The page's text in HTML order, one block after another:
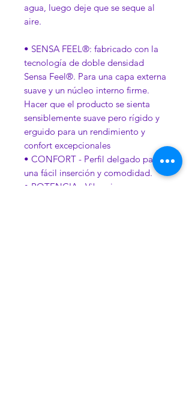
agua, luego deje que se seque al
aire.
• SENSA FEEL®: fabricado con la
tecnología de doble densidad
Sensa Feel®. Para una capa externa
suave y un núcleo interno firme.
Hacer que el producto se sienta
sensiblemente suave pero rígido y
erguido para un rendimiento y
confort excepcionales
• CONFORT - Perfil delgado para
una fácil inserción y comodidad.
• POTENCIA - Vibraciones